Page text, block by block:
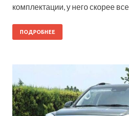
комплектации, у него скорее
ПОДРОБНЕЕ